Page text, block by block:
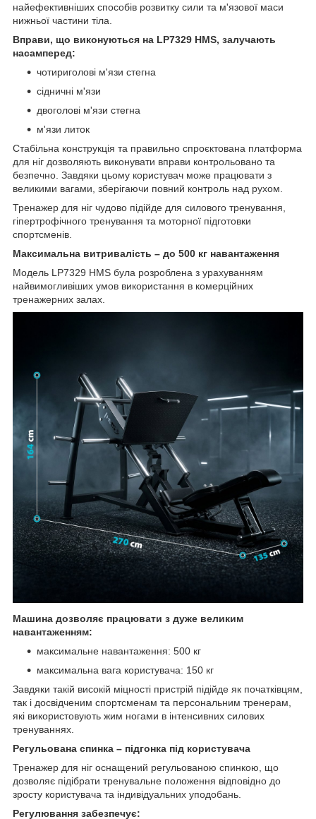
найефективніших способів розвитку сили та м'язової маси
нижньої частини тіла.
Вправи, що виконуються на LP7329 HMS, залучають
насамперед:
чотириголові м'язи стегна
сідничні м'язи
двоголові м'язи стегна
м'язи литок
Стабільна конструкція та правильно спроєктована платформа
для ніг дозволяють виконувати вправи контрольовано та
безпечно. Завдяки цьому користувач може працювати з
великими вагами, зберігаючи повний контроль над рухом.
Тренажер для ніг чудово підійде для силового тренування,
гіпертрофічного тренування та моторної підготовки
спортсменів.
Максимальна витривалість – до 500 кг навантаження
Модель LP7329 HMS була розроблена з урахуванням
найвимогливіших умов використання в комерційних
тренажерних залах.
Машина дозволяє працювати з дуже великим
навантаженням:
максимальне навантаження: 500 кг
максимальна вага користувача: 150 кг
Завдяки такій високій міцності пристрій підійде як початківцям,
так і досвідченим спортсменам та персональним тренерам,
які використовують жим ногами в інтенсивних силових
тренуваннях.
Регульована спинка – підгонка під користувача
Тренажер для ніг оснащений регульованою спинкою, що
дозволяє підібрати тренувальне положення відповідно до
зросту користувача та індивідуальних уподобань.
Регулювання забезпечує: